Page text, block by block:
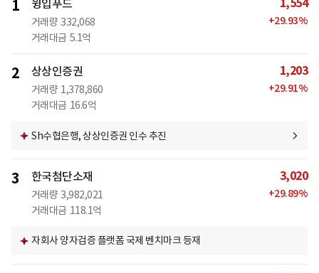
1 윙입푸드
거래량 332,068
거래대금 5.1억
1,554
+29.93%
2 상상인증권
거래량 1,378,860
거래대금 16.6억
1,203
+29.91%
Sh수협은행, 상상인증권 인수 추진
3 한국첨단소재
거래량 3,982,021
거래대금 118.1억
3,020
+29.89%
자회사 양자검증 플랫폼 국제 벤치마크 등재